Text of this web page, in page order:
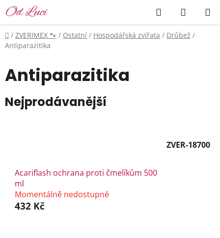
Přejít
na
obsah
Hledat
KOŠÍK
Domů
/ ZVERIMEX 🐾 / Ostatní / Hospodářská zvířata / Drůbež /
Antiparazitika
Antiparazitika
Nejprodávanější
ZVER-18700
Acariflash ochrana proti čmelíkům 500
ml
Momentálně nedostupné
432 Kč